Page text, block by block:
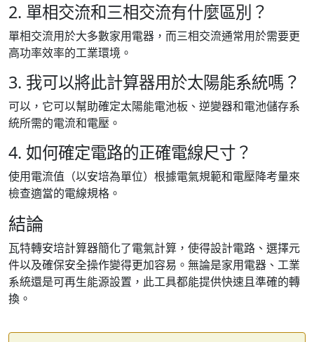
2. 單相交流和三相交流有什麼區別？
單相交流用於大多數家用電器，而三相交流通常用於需要更
高功率效率的工業環境。
3. 我可以將此計算器用於太陽能系統嗎？
可以，它可以幫助確定太陽能電池板、逆變器和電池儲存系
統所需的電流和電壓。
4. 如何確定電路的正確電線尺寸？
使用電流值（以安培為單位）根據電氣規範和電壓降考量來
檢查適當的電線規格。
結論
瓦特轉安培計算器簡化了電氣計算，使得設計電路、選擇元
件以及確保安全操作變得更加容易。無論是家用電器、工業
系統還是可再生能源設置，此工具都能提供快速且準確的轉
換。